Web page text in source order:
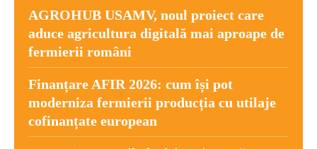
AGROHUB USAMV, noul proiect care
aduce agricultura digitală mai aproape de
fermierii români
Finanțare AFIR 2026: cum își pot
moderniza fermierii producția cu utilaje
cofinanțate european